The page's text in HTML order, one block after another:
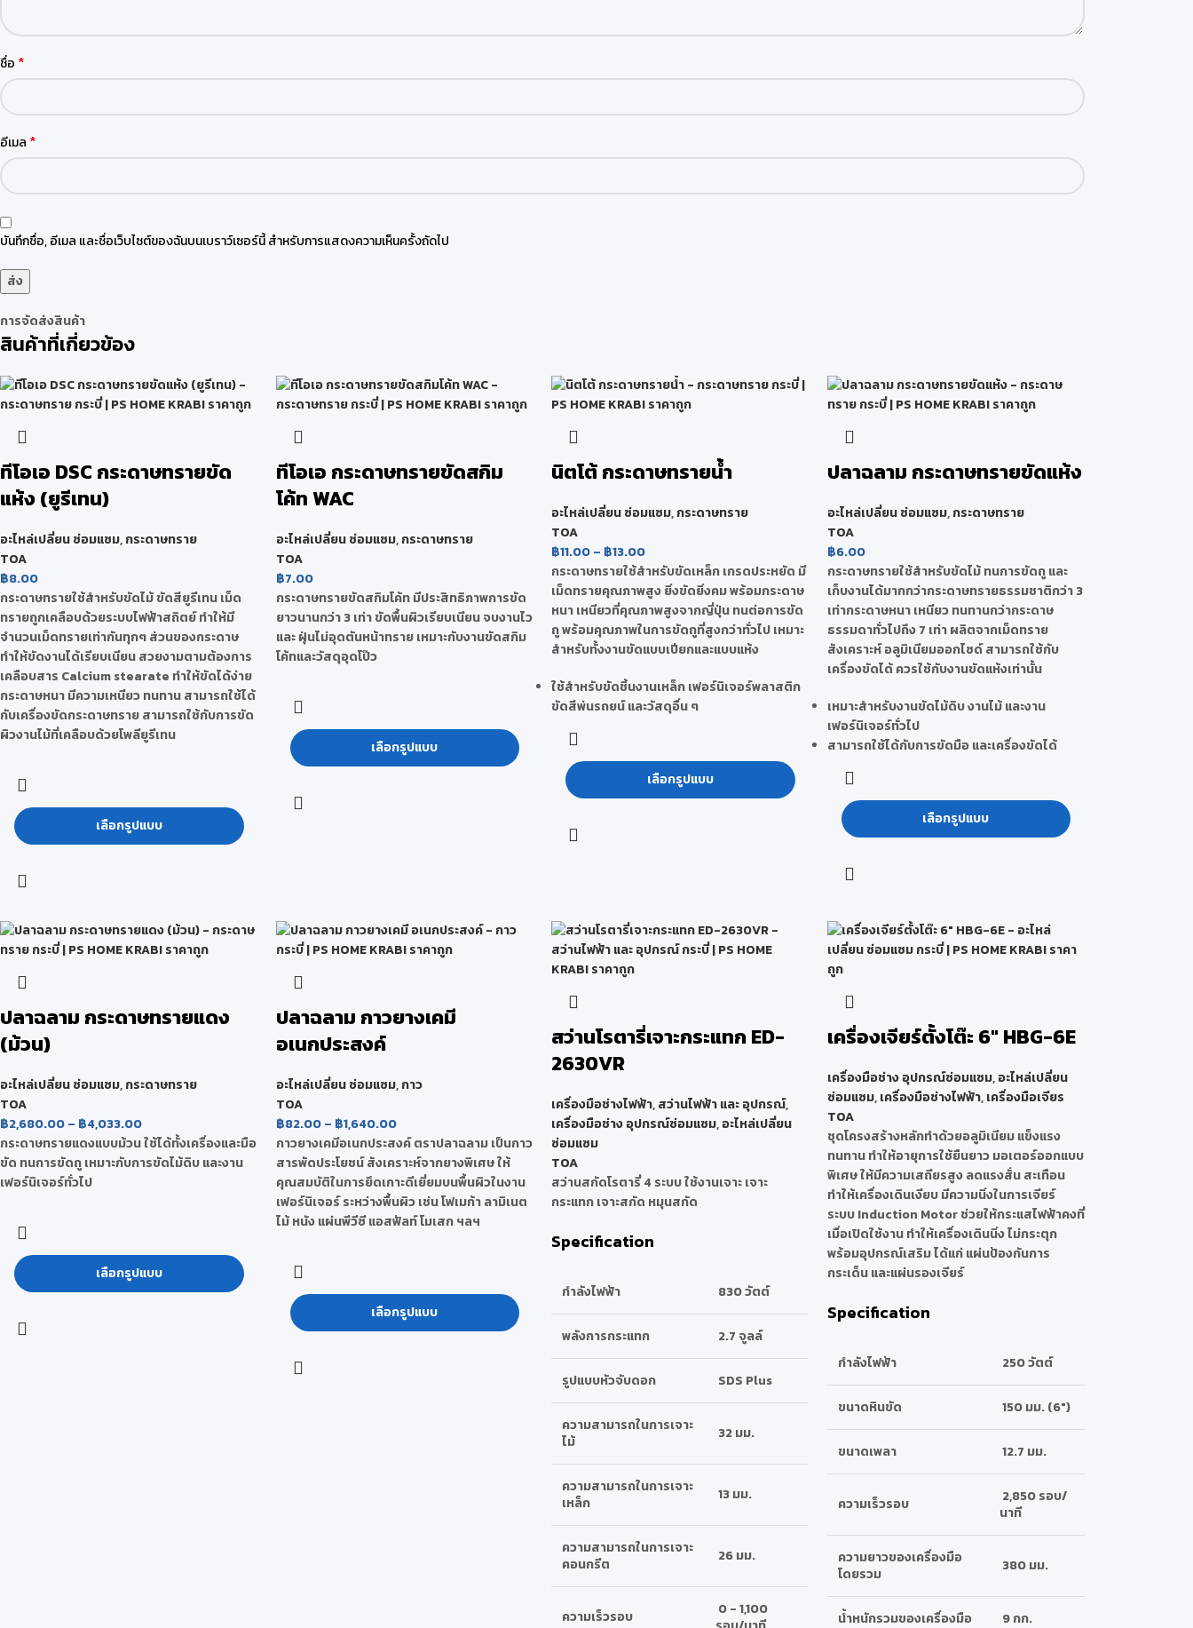
ชื่อ *
อีเมล *
บันทึกชื่อ, อีเมล และชื่อเว็บไซต์ของฉันบนเบราว์เซอร์นี้ สำหรับการแสดงความเห็นครั้งถัดไป
การจัดส่งสินค้า
สินค้าที่เกี่ยวข้อง
ทีโอเอ DSC กระดาษทรายขัด
แห้ง (ยูรีเทน)
อะไหล่เปลี่ยน ซ่อมแซม,กระดาษทราย
TOA
฿8.00
กระดาษทรายใช้สำหรับขัดไม้ ขัดสียูรีเทน เม็ด
ทรายถูกเคลือบด้วยระบบไฟฟ้าสถิตย์ ทำให้มี
จำนวนเม็ดทรายเท่ากันทุกๆ ส่วนของกระดาษ
ทำให้ขัดงานได้เรียบเนียน สวยงามตามต้องการ
เคลือบสาร Calcium stearate ทำให้ขัดได้ง่าย
กระดาษหนา มีความเหนียว ทนทาน สามารถใช้ได้
กับเครื่องขัดกระดาษทราย สามารถใช้กับการขัด
ผิวงานไม้ที่เคลือบด้วยโพลียูรีเทน
เลือกรูปแบบ
ทีโอเอ กระดาษทรายขัดสกิม
โค้ท WAC
อะไหล่เปลี่ยน ซ่อมแซม, กระดาษทราย
TOA
฿7.00
กระดาษทรายขัดสกิมโค้ท มีประสิทธิภาพการขัด
ยาวนานกว่า 3 เท่า ขัดพื้นผิวเรียบเนียน จบงานไว
และ ฝุ่นไม่อุดตันหน้าทราย เหมาะกับงานขัดสกิม
โค้ทและวัสดุอุดโป๊ว
เลือกรูปแบบ
นิตโต้ กระดาษทรายน้ำ
อะไหล่เปลี่ยน ซ่อมแซม,กระดาษทราย
TOA
฿11.00– ฿13.00
กระดาษทรายใช้สำหรับขัดเหล็ก เกรดประหยัด มี
เม็ดทรายคุณภาพสูง ยิ่งขัดยิ่งคม พร้อมกระดาษ
หนา เหนียวที่คุณภาพสูงจากญี่ปุ่น ทนต่อการขัด
ถู พร้อมคุณภาพในการขัดถูที่สูงกว่าทั่วไป เหมาะ
สำหรับทั้งงานขัดแบบเปียกและแบบแห้ง
ใช้สำหรับขัดชิ้นงานเหล็ก เฟอร์นิเจอร์พลาสติก
ขัดสีพ่นรถยน์ และวัสดุอื่น ๆ
เลือกรูปแบบ
ปลาฉลาม กระดาษทรายขัดแห้ง
อะไหล่เปลี่ยน ซ่อมแซม, กระดาษทราย
TOA
฿6.00
กระดาษทรายใช้สำหรับขัดไม้ ทนการขัดถู และ
เก็บงานได้มากกว่ากระดาษทรายธรรมชาติกว่า 3
เท่ากระดาษหนา เหนียว ทนทานกว่ากระดาษ
ธรรมดาทั่วไปถึง 7 เท่า ผลิตจากเม็ดทราย
สังเคราะห์ อลูมิเนียมออกไซด์ สามารถใช้กับ
เครื่องขัดได้ ควรใช้กับงานขัดแห้งเท่านั้น
เหมาะสำหรับงานขัดไม้ดิบ งานไม้ และงาน
เฟอร์นิเจอร์ทั่วไป
สามารถใช้ได้กับการขัดมือ และเครื่องขัดได้
เลือกรูปแบบ
ปลาฉลาม กระดาษทรายแดง
(ม้วน)
อะไหล่เปลี่ยน ซ่อมแซม,กระดาษทราย
TOA
฿2,680.00– ฿4,033.00
กระดาษทรายแดงแบบม้วน ใช้ได้ทั้งเครื่องและมือ
ขัด ทนการขัดถู เหมาะกับการขัดไม้ดิบ และงาน
เฟอร์นิเจอร์ทั่วไป
เลือกรูปแบบ
ปลาฉลาม กาวยางเคมี
อเนกประสงค์
อะไหล่เปลี่ยน ซ่อมแซม, กาว
TOA
฿82.00 – ฿1,640.00
กาวยางเคมีอเนกประสงค์ ตราปลาฉลาม เป็นกาว
สารพัดประโยชน์ สังเคราะห์จากยางพิเศษ ให้
คุณสมบัติในการยึดเกาะดีเยี่ยมบนพื้นผิวในงาน
เฟอร์นิเจอร์ ระหว่างพื้นผิว เช่น โฟเมก้า ลามิเนต
ไม้ หนัง แผ่นพีวีซี แอสฟัลท์ โมเสก ฯลฯ
เลือกรูปแบบ
สว่านโรตารี่เจาะกระแทก ED-
2630VR
เครื่องมือช่างไฟฟ้า,สว่านไฟฟ้า และ อุปกรณ์,
เครื่องมือช่าง อุปกรณ์ซ่อมแซม,อะไหล่เปลี่ยน
ซ่อมแซม
TOA
สว่านสกัดโรตารี่ 4 ระบบ ใช้งานเจาะ เจาะ
กระแทก เจาะสกัด หมุนสกัด
Specification
กำลังไฟฟ้า 830 วัตต์
พลังการกระแทก 2.7 จูลล์
รูปแบบหัวจับดอก SDS Plus
ความสามารถในการเจาะ
ไม้
32 มม.
ความสามารถในการเจาะ
เหล็ก
13 มม.
ความสามารถในการเจาะ
คอนกรีต
26 มม.
ความเร็วรอบ
0 - 1,100
เครื่องเจียร์ตั้งโต๊ะ 6″ HBG-6E
เครื่องมือช่าง อุปกรณ์ซ่อมแซม, อะไหล่เปลี่ยน
ซ่อมแซม, เครื่องมือช่างไฟฟ้า, เครื่องมือเจียร
TOA
ชุดโครงสร้างหลักทำด้วยอลูมิเนียม แข็งแรง
ทนทาน ทำให้อายุการใช้ยืนยาว มอเตอร์ออกแบบ
พิเศษ ให้มีความเสถียรสูง ลดแรงสั่น สะเทือน
ทำให้เครื่องเดินเงียบ มีความนิ่งในการเจียร์
ระบบ Induction Motor ช่วยให้กระแสไฟฟ้าคงที่
เมื่อเปิดใช้งาน ทำให้เครื่องเดินนิ่ง ไม่กระตุก
พร้อมอุปกรณ์เสริม ได้แก่ แผ่นป้องกันการ
กระเด็น และแผ่นรองเจียร์
Specification
กำลังไฟฟ้า 250 วัตต์
ขนาดหินขัด 150 มม. (6")
ขนาดเพลา 12.7 มม.
ความเร็วรอบ
2,850 รอบ/
นาที
ความยาวของเครื่องมือ
โดยรวม
380 มม.
น้ำหนักรวมของเครื่องมือ 9 กก.